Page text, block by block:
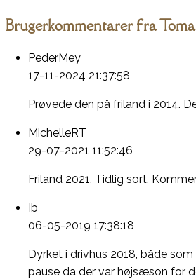
Brugerkommentarer fra
PederMey
17-11-2024 21:37:58
Prøvede den på friland i 2014.
MichelleRT
29-07-2021 11:52:46
Friland 2021. Tidlig sort.
Ib
06-05-2019 17:38:18
Dyrket i drivhus 2018, både
pause da der var højsæson for